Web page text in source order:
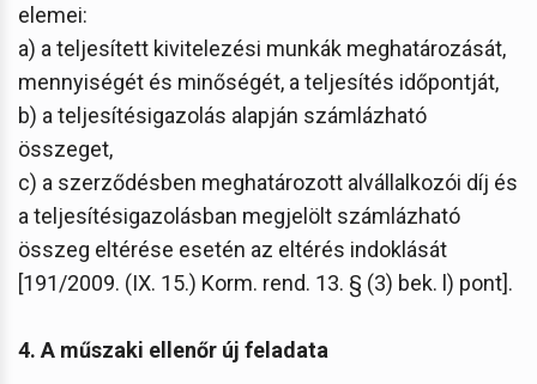
elemei:
a) a teljesített kivitelezési munkák meghatározását,
mennyiségét és minőségét, a teljesítés időpontját,
b) a teljesítésigazolás alapján számlázható
összeget,
c) a szerződésben meghatározott alvállalkozói díj és
a teljesítésigazolásban megjelölt számlázható
összeg eltérése esetén az eltérés indoklását
[191/2009. (IX. 15.) Korm. rend. 13. § (3) bek. l) pont].
4. A műszaki ellenőr új feladata